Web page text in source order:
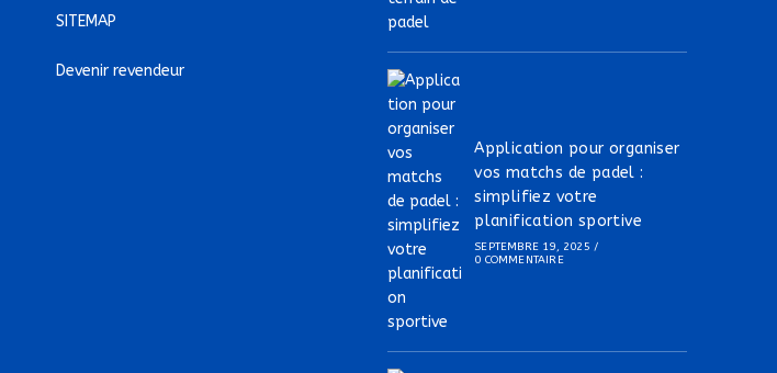
SITEMAP
Devenir revendeur
Application pour organiser
vos matchs de padel :
simplifiez votre
planification sportive
SEPTEMBRE 19, 2025 /
0 COMMENTAIRE